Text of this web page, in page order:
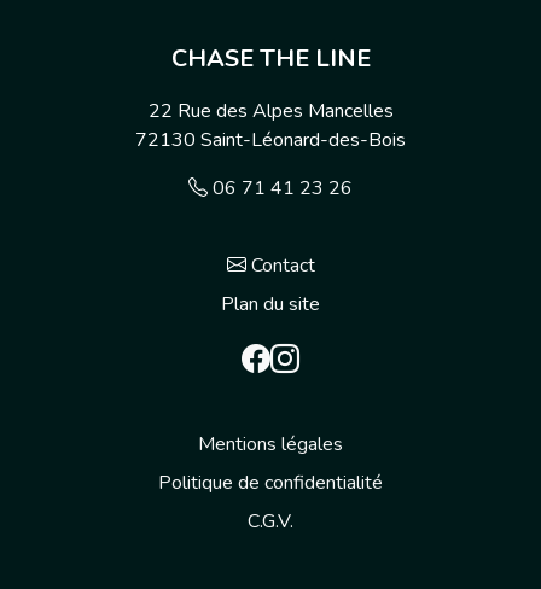
CHASE THE LINE
22 Rue des Alpes Mancelles
72130 Saint-Léonard-des-Bois
06 71 41 23 26
Contact
Plan du site
Mentions légales
Politique de confidentialité
C.G.V.